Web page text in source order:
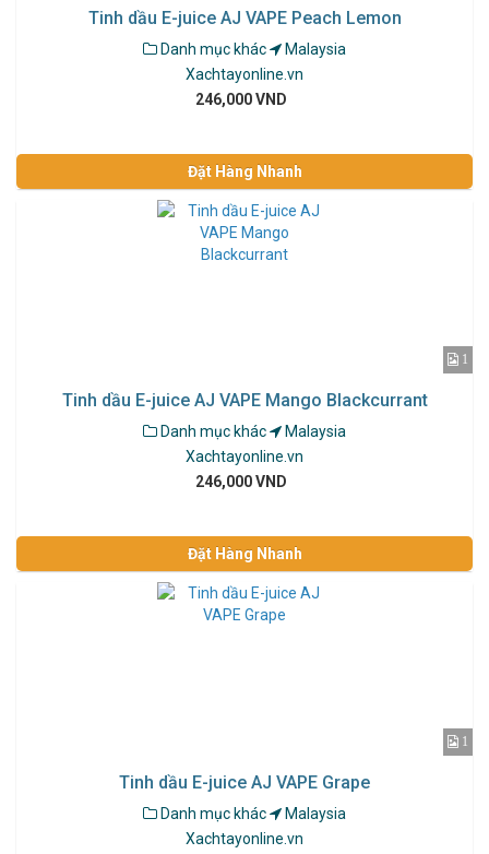
Tinh dầu E-juice AJ VAPE Peach Lemon
Danh mục khác
Malaysia
Xachtayonline.vn
246,000 VND
Đặt Hàng Nhanh
1
Tinh dầu E-juice AJ VAPE Mango Blackcurrant
Danh mục khác
Malaysia
Xachtayonline.vn
246,000 VND
Đặt Hàng Nhanh
1
Tinh dầu E-juice AJ VAPE Grape
Danh mục khác
Malaysia
Xachtayonline.vn